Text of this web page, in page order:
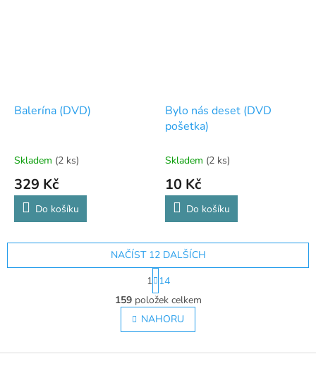
Balerína (DVD)
Skladem (2 ks)
329 Kč
Do košíku
Bylo nás deset (DVD
pošetka)
Skladem (2 ks)
10 Kč
Do košíku
O
v
l
á
NAČÍST 12 DALŠÍCH
S
t
r
á
n
k
v
1 14
159položek celkem
NAHORU
Z